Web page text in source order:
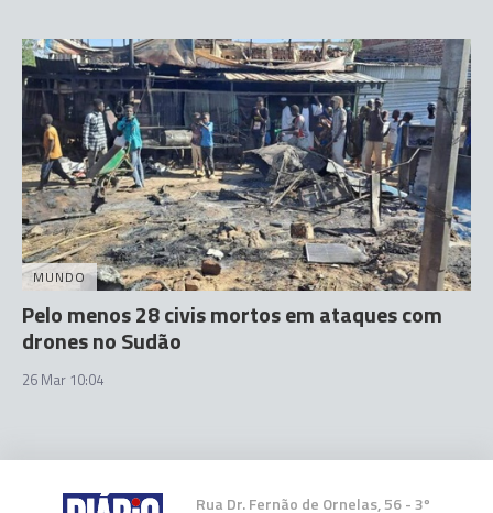
MUNDO
Pelo menos 28 civis mortos em ataques com
drones no Sudão
26 Mar 10:04
Rua Dr. Fernão de Ornelas, 56 - 3º